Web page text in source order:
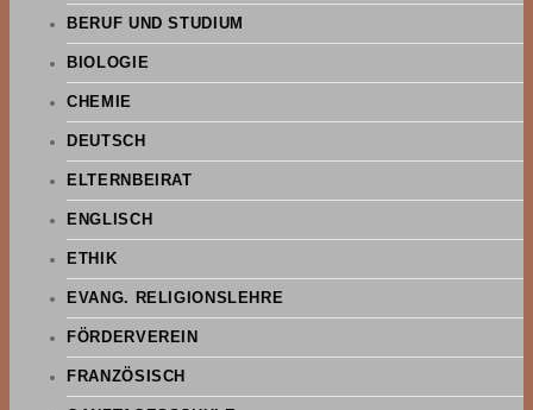
BERUF UND STUDIUM
BIOLOGIE
CHEMIE
DEUTSCH
ELTERNBEIRAT
ENGLISCH
ETHIK
EVANG. RELIGIONSLEHRE
FÖRDERVEREIN
FRANZÖSISCH